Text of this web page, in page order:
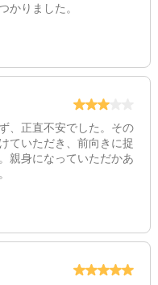
かりました。
、正直不安でした。その
ていただき、前向きに捉
親身になっていただかあ